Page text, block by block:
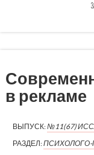
в рекламе
ВЫПУСК:№11(67)
РАЗДЕЛ:ПСИХОЛОГО-